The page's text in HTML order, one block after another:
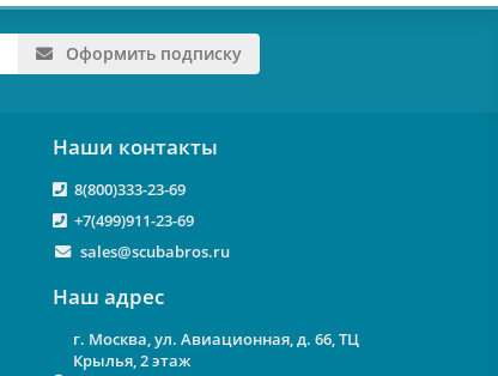
Оформить подписку
Наши контакты
8(800)333-23-69
+7(499)911-23-69
sales@scubabros.ru
Наш адрес
г. Москва, ул. Авиационная, д. 66, ТЦ
Крылья, 2 этаж